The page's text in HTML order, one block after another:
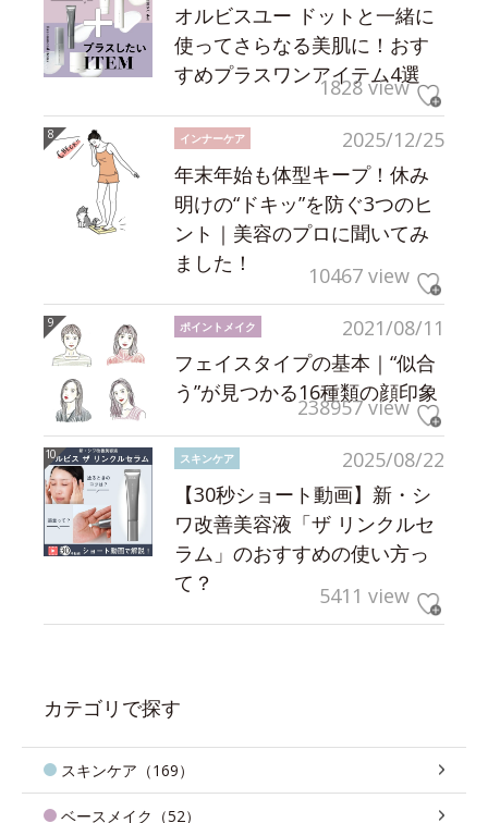
オルビスユー ドットと一緒に
使ってさらなる美肌に！おす
すめプラスワンアイテム4選
1828 view
2025/12/25
インナーケア
年末年始も体型キープ！休み
明けの“ドキッ”を防ぐ3つのヒ
ント｜美容のプロに聞いてみ
ました！
10467 view
2021/08/11
ポイントメイク
フェイスタイプの基本｜“似合
う”が見つかる16種類の顔印象
238957 view
2025/08/22
スキンケア
【30秒ショート動画】新・シ
ワ改善美容液「ザ リンクルセ
ラム」のおすすめの使い方っ
て？
5411 view
カテゴリで探す
スキンケア（169）
ベースメイク（52）